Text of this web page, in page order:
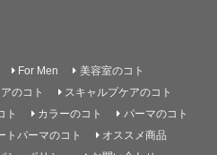
For Men
美容室のコト
のコト
スキャルプケアのコト
ト カラーのコト
パーマのコト
トパーマのコト
オススメ商品